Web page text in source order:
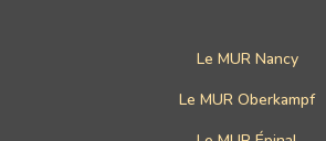
Le MUR Nancy
Le MUR Oberkampf